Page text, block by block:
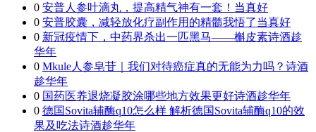
0 安普人参叶滴丸，提高精气神有一套！ 当真好
0 安普胶囊，减轻放化疗副作用的精髓我悟了当真好
0 新冠疫情下，中药界杀出一匹黑马——槲皮素诗酒趁
华年
0 Mkule人参皂苷｜我们对待癌症真的无能为力吗？ 诗酒
趁华年
0 国药医养退烧凝胶涂哪些地方效果更好诗酒趁华年
0 德国Sovita辅酶q10怎么样 解析德国Sovita辅酶q10的效
果及吃法诗酒趁华年